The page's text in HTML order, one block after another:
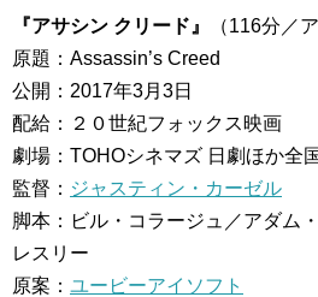
『アサシン クリード』
（116分／
原題：Assassin’s Creed
公開：2017年3月3日
配給：２０世紀フォックス映画
劇場：TOHOシネマズ 日劇ほか全
監督： ジャスティン・カーゼル
脚本：ビル・コラージュ／アダム
レスリー
原案： ユービーアイソフト